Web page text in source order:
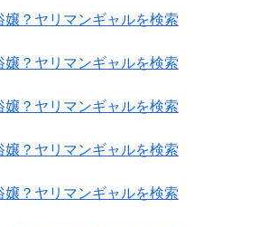
嬢？ヤリマンギャルを検索
嬢？ヤリマンギャルを検索
嬢？ヤリマンギャルを検索
嬢？ヤリマンギャルを検索
嬢？ヤリマンギャルを検索